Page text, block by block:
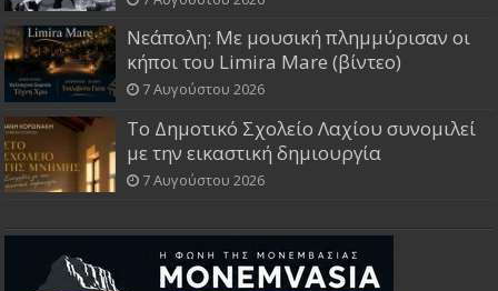
Νεάπολη: Με μουσική πλημμύρισαν οι
κήποι του Limira Mare (βίντεο)
7 Αυγούστου 2026
Το Δημοτικό Σχολείο Λαχίου συνομιλεί
με την εικαστική δημιουργία
7 Αυγούστου 2026